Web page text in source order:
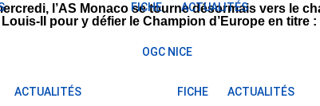
FICHE ACTUALITÉS
ACTUALITÉS
OGC NICE
FICHE ACTUALITÉS
l’AS Monaco se tourne désormais vers le
II pour y défier le Champion d’Europe en titre :